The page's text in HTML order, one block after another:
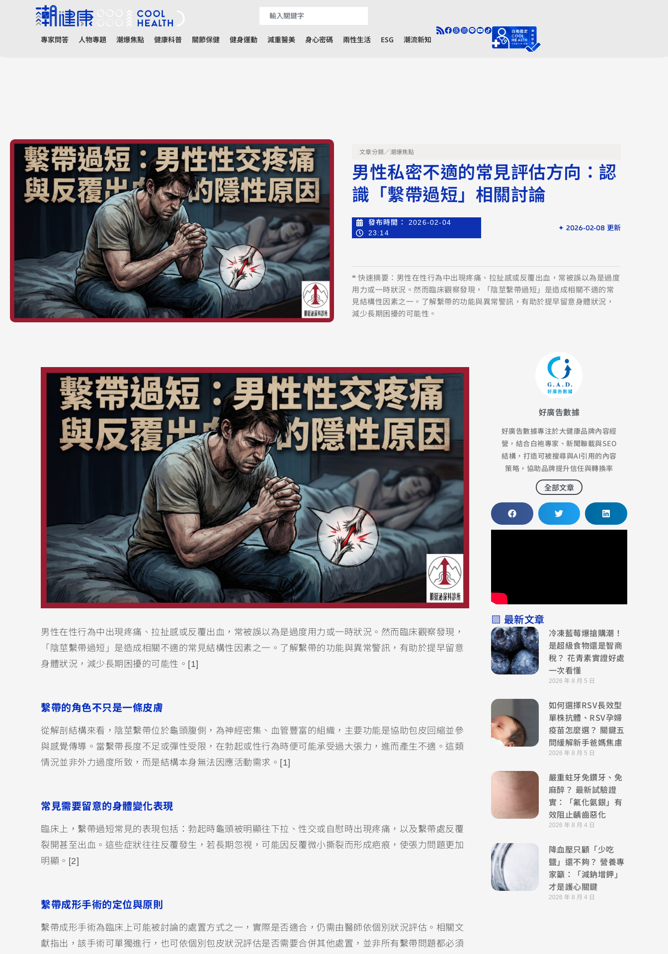
專家問答 人物專題 潮爆焦點 健康科普 關節保健 健身運動 減重醫美 身心密碼 兩性生活 ESG 潮流新知
文章分類／潮爆焦點
男性私密不適的常見評估方向：認
識「繫帶過短」相關討論
發布時間：
2026-02-04
23:14
✦ 2026-02-08 更新
❝ 快速摘要：男性在性行為中出現疼痛、拉扯感或反覆出血，常被誤以為是過度
用力或一時狀況。然而臨床觀察發現，「陰莖繫帶過短」是造成相關不適的常
見結構性因素之一。了解繫帶的功能與異常警訊，有助於提早留意身體狀況，
減少長期困擾的可能性。
男性在性行為中出現疼痛、拉扯感或反覆出血，常被誤以為是過度用力或一時狀況。然而臨床觀察發現，
「陰莖繫帶過短」是造成相關不適的常見結構性因素之一。了解繫帶的功能與異常警訊，有助於提早留意
身體狀況，減少長期困擾的可能性。[1]
繫帶的角色不只是一條皮膚
從解剖結構來看，陰莖繫帶位於龜頭腹側，為神經密集、血管豐富的組織，主要功能是協助包皮回縮並參
與感覺傳導。當繫帶長度不足或彈性受限，在勃起或性行為時便可能承受過大張力，進而產生不適。這類
情況並非外力過度所致，而是結構本身無法因應活動需求。[1]
常見需要留意的身體變化表現
臨床上，繫帶過短常見的表現包括：勃起時龜頭被明顯往下拉、性交或自慰時出現疼痛，以及繫帶處反覆
裂開甚至出血。這些症狀往往反覆發生，若長期忽視，可能因反覆微小撕裂而形成疤痕，使張力問題更加
明顯。[2]
繫帶成形手術的定位與原則
繫帶成形手術為臨床上可能被討論的處置方式之一，實際是否適合，仍需由醫師依個別狀況評估。相關文
獻指出，該手術可單獨進行，也可依個別包皮狀況評估是否需要合併其他處置，並非所有繫帶問題都必須
好廣告數據
好廣告數據專注於大健康品牌內容經
營，結合白袍專家、新聞聯載與SEO
結構，打造可被搜尋與AI引用的內容
策略，協助品牌提升信任與轉換率
全部文章
▧ 最新文章
冷凍藍莓爆搶購潮！
是超級食物還是智商
稅？ 花青素實證好處
一次看懂
2026 年 8 月 5 日
如何選擇RSV長效型
單株抗體、RSV孕婦
疫苗怎麼選？ 關鍵五
問緩解新手爸媽焦慮
2026 年 8 月 5 日
嚴重蛀牙免鑽牙、免
麻醉？ 最新試驗證
實：「氟化氨銀」有
效阻止齲齒惡化
2026 年 8 月 4 日
降血壓只顧「少吃
鹽」還不夠？ 營養專
家籲：「減鈉增鉀」
才是護心關鍵
2026 年 8 月 4 日